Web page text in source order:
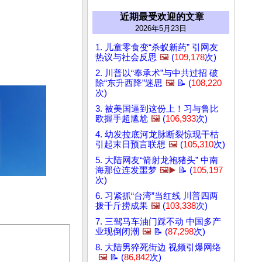
近期最受欢迎的文章
2026年5月23日
1. 儿童零食变“杀蚁新药” 引网友
热议与社会反思 🖼️ (109,178次)
2. 川普以“奉承术”与中共过招 破
除“东升西降”迷思 🖼️ 📝 (108,220
次)
3. 被美国逼到这份上！习与鲁比
欧握手超尴尬 🖼️ (106,933次)
4. 幼发拉底河龙脉断裂惊现干枯
引起末日预言联想 🖼️ (105,310次)
5. 大陆网友“箭射龙袍猪头” 中南
海那位连发噩梦 🖼️▶️ 📝 (105,197
次)
6. 习紧抓“台湾”当红线 川普四两
拨千斤捞成果 🖼️ (103,338次)
7. 三驾马车油门踩不动 中国多产
业现倒闭潮 🖼️ 📝 (87,298次)
8. 大陆男猝死街边 视频引爆网络
🖼️ 📝 (86,842次)